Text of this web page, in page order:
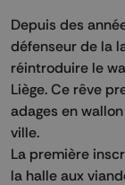
Depuis des
défenseur de la
réintroduire le
Liège. Ce rêve
adages en
ville.
La première
la halle aux